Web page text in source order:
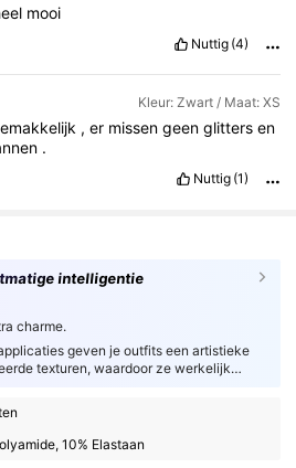
mooi
Nuttig (4)
Kleur: Zwart / Maat: XS
, er missen geen glitters en
.
Nuttig (1)
intelligentie
charme.
geven je outfits een artistieke
texturen, waardoor ze werkelijk
10% Elastaan